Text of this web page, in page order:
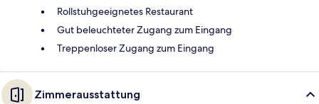
Rollstuhgeeignetes Restaurant
Gut beleuchteter Zugang zum Eingang
Treppenloser Zugang zum Eingang
Zimmerausstattung